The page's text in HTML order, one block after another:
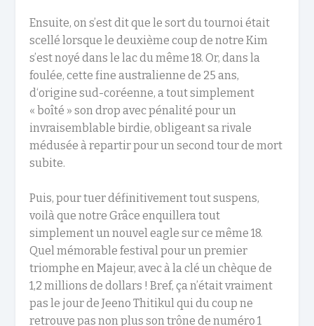
Ensuite, on s’est dit que le sort du tournoi était
scellé lorsque le deuxième coup de notre Kim
s’est noyé dans le lac du même 18. Or, dans la
foulée, cette fine australienne de 25 ans,
d‘origine sud-coréenne, a tout simplement
« boîté » son drop avec pénalité pour un
invraisemblable birdie, obligeant sa rivale
médusée à repartir pour un second tour de mort
subite.
Puis, pour tuer définitivement tout suspens,
voilà que notre Grâce enquillera tout
simplement un nouvel eagle sur ce même 18.
Quel mémorable festival pour un premier
triomphe en Majeur, avec à la clé un chèque de
1,2 millions de dollars ! Bref, ça n’était vraiment
pas le jour de Jeeno Thitikul qui du coup ne
retrouve pas non plus son trône de numéro 1